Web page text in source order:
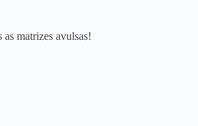
matrizes avulsas!